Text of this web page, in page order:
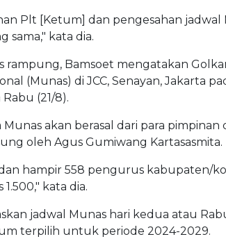
Plt [Ketum] dan pengesahan jadwal
sama," kata dia.
rampung, Bamsoet mengatakan
(Munas) di JCC, Senayan, Jakarta
(21/8).
Munas akan berasal dari para
oleh Agus Gumiwang Kartasasmita.
hampir 558 pengurus kabupaten/
kata dia.
jadwal Munas hari kedua atau
terpilih untuk periode 2024-2029.